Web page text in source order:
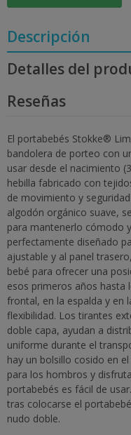
Descripción
Detalles del
Reseñas
El portabebés Stokke®
bandolera de porteo con
usar desde el nacimiento
hebilla fabricado con
de movimiento y
algodón orgánico suave,
para mantenerlo cómodo
perfectamente diseñado
ajustable y al panel
bebé para ofrecer una
esos primeros años hasta
frontal, en la espalda y en
flexibilidad. Los tirantes
doble capa, ayudan a
uniforme durante el
hay un bolsillo cosido en
para los hombros y
portabebés es fácil de
tras colocarse el
nudo doble.